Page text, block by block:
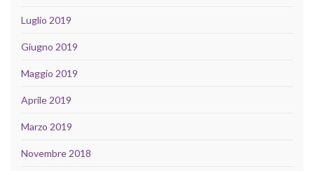
Luglio 2019
Giugno 2019
Maggio 2019
Aprile 2019
Marzo 2019
Novembre 2018